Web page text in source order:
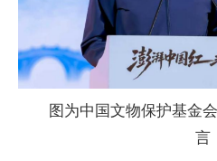
图为中国文物保护基金
言